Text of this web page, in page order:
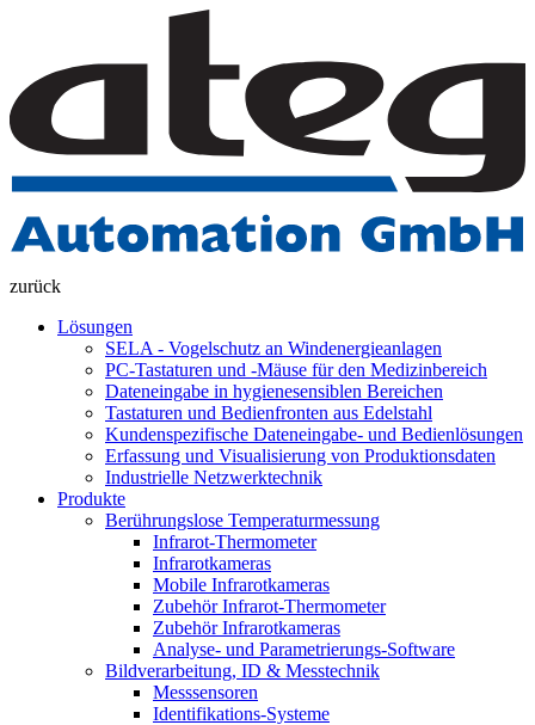
zurück
Lösungen
SELA - Vogelschutz an Windenergieanlagen
PC-Tastaturen und -Mäuse für den Medizinbereich
Dateneingabe in hygienesensiblen Bereichen
Tastaturen und Bedienfronten aus Edelstahl
Kundenspezifische Dateneingabe- und Bedienlösungen
Erfassung und Visualisierung von Produktionsdaten
Industrielle Netzwerktechnik
Produkte
Berührungslose Temperaturmessung
Infrarot-Thermometer
Infrarotkameras
Mobile Infrarotkameras
Zubehör Infrarot-Thermometer
Zubehör Infrarotkameras
Analyse- und Parametrierungs-Software
Bildverarbeitung, ID & Messtechnik
Messsensoren
Identifikations-Systeme